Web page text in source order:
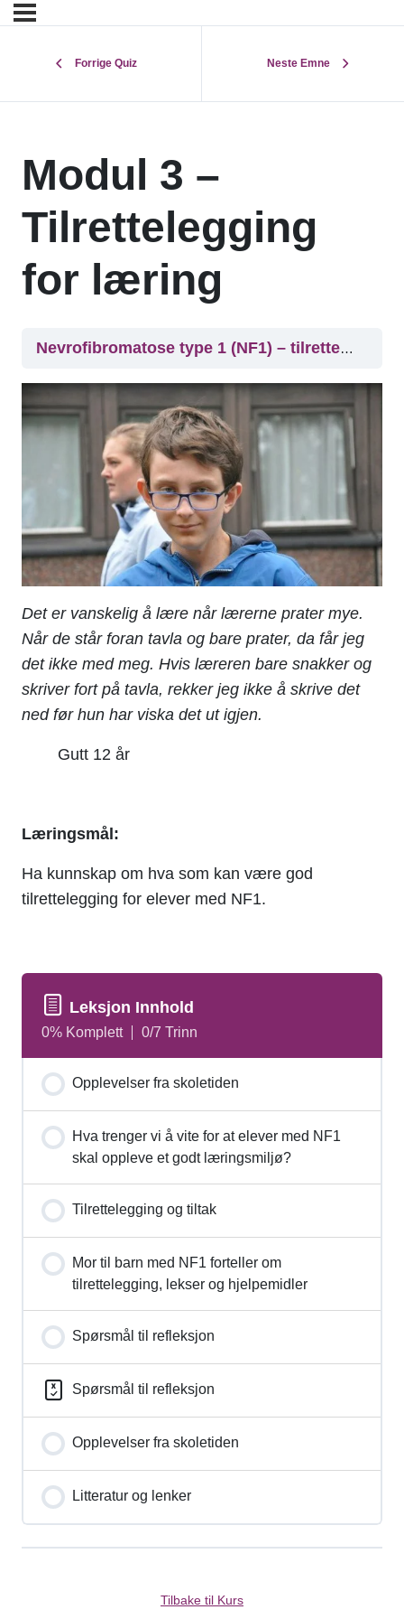
Forrige Quiz Neste Emne
Modul 3 –
Tilrettelegging
for læring
Nevrofibromatose type 1 (NF1) – tilrettelegging i skolehverdagen
Det er vanskelig å lære når lærerne prater mye.
Når de står foran tavla og bare prater, da får jeg
det ikke med meg. Hvis læreren bare snakker og
skriver fort på tavla, rekker jeg ikke å skrive det
ned før hun har viska det ut igjen.
Gutt 12 år
Læringsmål:
Ha kunnskap om hva som kan være god
tilrettelegging for elever med NF1.
Leksjon Innhold
0% Komplett 0/7 Trinn
Opplevelser fra skoletiden
Hva trenger vi å vite for at elever med NF1
skal oppleve et godt læringsmiljø?
Tilrettelegging og tiltak
Mor til barn med NF1 forteller om
tilrettelegging, lekser og hjelpemidler
Spørsmål til refleksjon
Spørsmål til refleksjon
Opplevelser fra skoletiden
Litteratur og lenker
Tilbake til Kurs